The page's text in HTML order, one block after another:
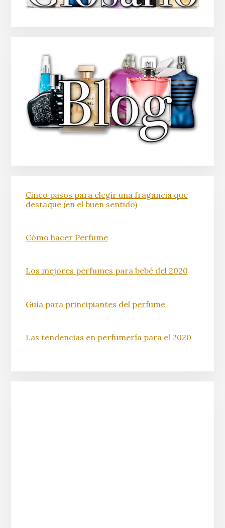
Cinco pasos para elegir una fragancia que
destaque (en el buen sentido)
Cómo hacer Perfume
Los mejores perfumes para bebé del 2020
Guía para principiantes del perfume
Las tendencias en perfumería para el 2020